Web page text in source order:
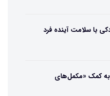
با سلامت آینده فرد
زنان بالای ۳۵ سال به کمک «مکمل‌های